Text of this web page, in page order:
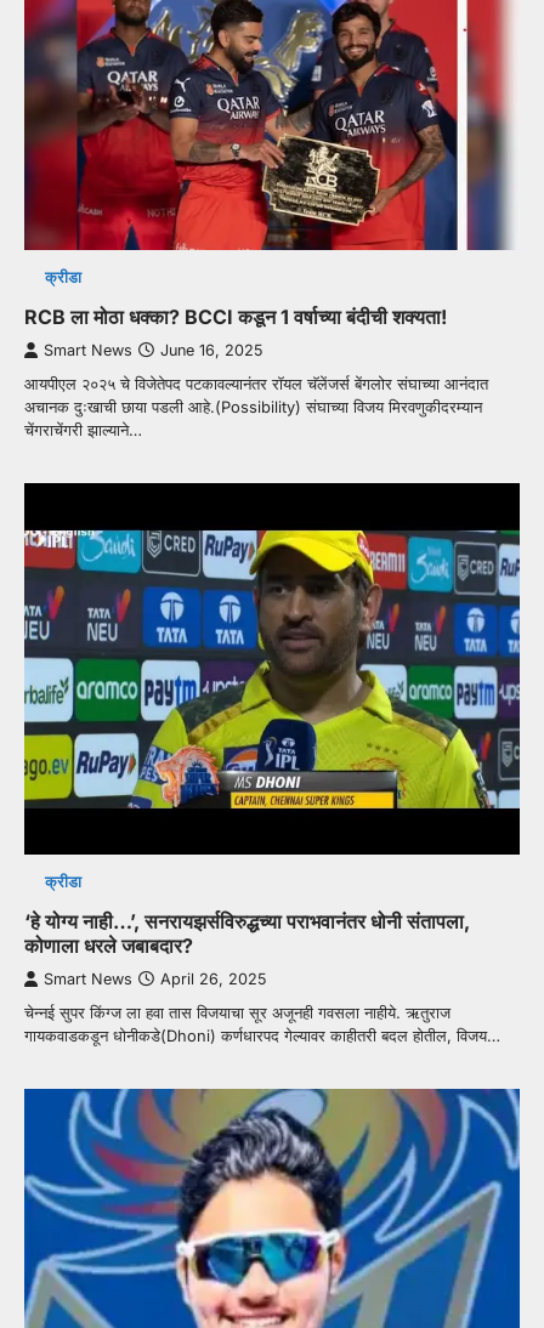
क्रीडा
RCB ला मोठा धक्का? BCCI कडून 1 वर्षाच्या बंदीची शक्यता!
Smart News June 16, 2025
आयपीएल २०२५ चे विजेतेपद पटकावल्यानंतर रॉयल चॅलेंजर्स बेंगलोर संघाच्या आनंदात
अचानक दुःखाची छाया पडली आहे.(Possibility) संघाच्या विजय मिरवणुकीदरम्यान
चेंगराचेंगरी झाल्याने…
क्रीडा
‘हे योग्य नाही…’, सनरायझर्सविरुद्धच्या पराभवानंतर धोनी संतापला,
कोणाला धरले जबाबदार?
Smart News April 26, 2025
चेन्नई सुपर किंग्ज ला हवा तास विजयाचा सूर अजूनही गवसला नाहीये. ऋतुराज
गायकवाडकडून धोनीकडे(Dhoni) कर्णधारपद गेल्यावर काहीतरी बदल होतील, विजय…